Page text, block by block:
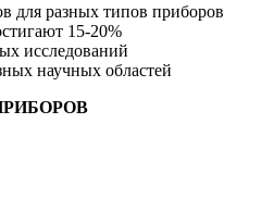
для разных типов приборов
15-20%
исследований
научных областей